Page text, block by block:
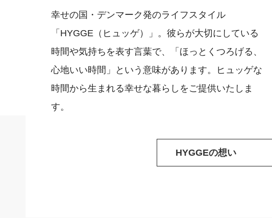
幸せの国・デンマーク発のライフスタイル
「HYGGE（ヒュッゲ）」。彼らが大切にしている
時間や気持ちを表す言葉で、「ほっとくつろげる、
心地いい時間」という意味があります。ヒュッゲな
時間から生まれる幸せな暮らしをご提供いたしま
す。
HYGGEの想い